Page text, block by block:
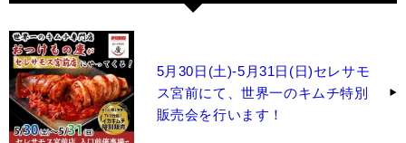
5月30日(土)-5月31日(日)セレサモ
ス宮前にて、世界一のキムチ特別
販売会を行います！